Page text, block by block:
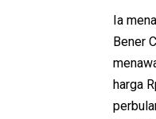
Ia
Bener
harga